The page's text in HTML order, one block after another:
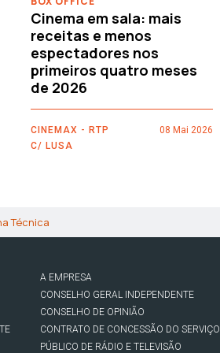
Cinema em sala: mais
receitas e menos
espectadores nos
primeiros quatro meses
de 2026
CINEMAX - RTP
C/ LUSA
08 Mai 2026
Técnica
A EMPRESA
CONSELHO GERAL INDEPENDENTE
CONSELHO DE OPINIÃO
CONTRATO DE CONCESSÃO DO SERVIÇO
PÚBLICO DE RÁDIO E TELEVISÃO